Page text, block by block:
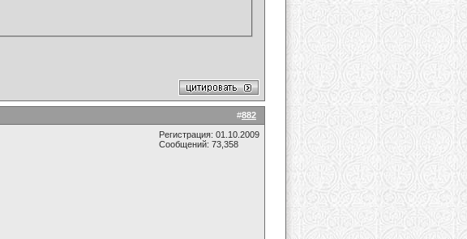
#882
Регистрация: 01.10.2009
Сообщений: 73,358